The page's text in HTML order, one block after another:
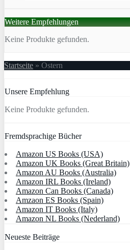
Weitere Empfehlungen
Keine Produkte gefunden.
Startseite » Ostern
Unsere Empfehlung
Keine Produkte gefunden.
Fremdsprachige Bücher
Amazon US Books (USA)
Amazon UK Books (Great Britain)
Amazon AU Books (Australia)
Amazon IRL Books (Ireland)
Amazon Can Books (Canada)
Amzaon ES Books (Spain)
Amazon IT Books (Italy)
Amazon NL Books (Nederland)
Neueste Beiträge